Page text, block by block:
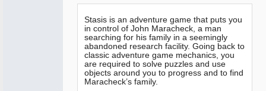
Stasis is an adventure game that puts you
in control of John Maracheck, a man
searching for his family in a seemingly
abandoned research facility. Going back to
classic adventure game mechanics, you
are required to solve puzzles and use
objects around you to progress and to find
Maracheck’s family.